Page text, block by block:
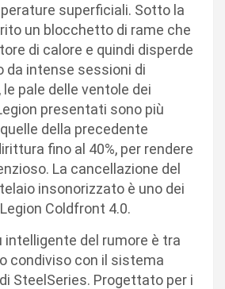
superficiali. Sotto la
un blocchetto di rame che
di calore e quindi disperde
da intense sessioni di
pale delle ventole dei
presentati sono più
della precedente
fino al 40%, per rendere
La cancellazione del
insonorizzato è uno dei
Coldfront 4.0.
intelligente del rumore è tra
condiviso con il sistema
SteelSeries. Progettato per i